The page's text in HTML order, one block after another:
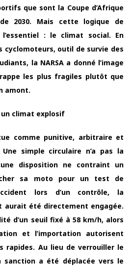
que sont la Coupe d’Afrique
2030. Mais cette logique de
: le climat social. En
outil de survie des
la NARSA a donné l’image
les plus fragiles plutôt que
amont.
un climat explosif
comme punitive, arbitraire et
simple circulaire n’a pas la
disposition ne contraint un
sa moto pour un test de
lors d’un contrôle, la
aurait été directement engagée.
d’un seuil fixé à 58 km/h, alors
et l’importation autorisent
rapides. Au lieu de verrouiller le
sanction a été déplacée vers le